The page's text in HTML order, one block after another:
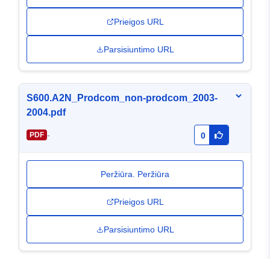
Prieigos URL
Parsisiuntimo URL
S600.A2N_Prodcom_non-prodcom_2003-
2004.pdf
PDF - 0
Peržiūra. Peržiūra
Prieigos URL
Parsisiuntimo URL